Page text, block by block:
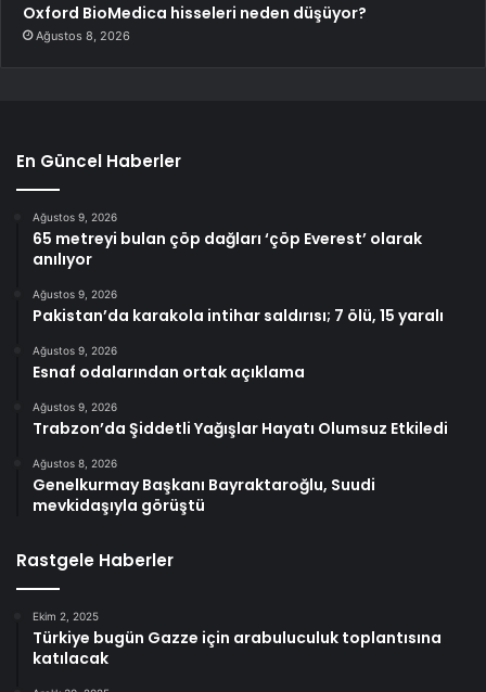
Oxford BioMedica hisseleri neden düşüyor?
Ağustos 8, 2026
En Güncel Haberler
Ağustos 9, 2026
65 metreyi bulan çöp dağları ‘çöp Everest’ olarak
anılıyor
Ağustos 9, 2026
Pakistan’da karakola intihar saldırısı; 7 ölü, 15 yaralı
Ağustos 9, 2026
Esnaf odalarından ortak açıklama
Ağustos 9, 2026
Trabzon’da Şiddetli Yağışlar Hayatı Olumsuz Etkiledi
Ağustos 8, 2026
Genelkurmay Başkanı Bayraktaroğlu, Suudi
mevkidaşıyla görüştü
Rastgele Haberler
Ekim 2, 2025
Türkiye bugün Gazze için arabuluculuk toplantısına
katılacak